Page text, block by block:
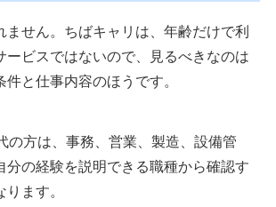
ません。ちばキャリは、年齢だけで利
ービスではないので、見るべきなのは
と仕事内容のほうです。
の方は、事務、営業、製造、設備管
分の経験を説明できる職種から確認す
ます。